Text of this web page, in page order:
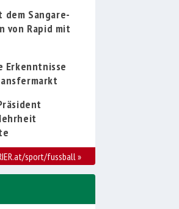
dem Sangare-
von Rapid mit
Erkenntnisse
sport/fussball »